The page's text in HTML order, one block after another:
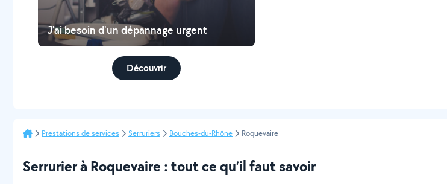
J'ai besoin d'un dépannage urgent
Découvrir
Prestations de services Serruriers Bouches-du-Rhône Roquevaire
Serrurier à Roquevaire : tout ce qu’il faut savoir